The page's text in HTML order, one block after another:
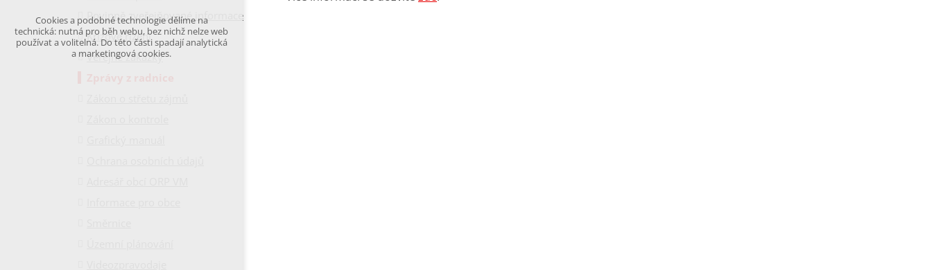
Povinně zveřejňované informace
Krizové řízení
Veřejné zakázky
Přijmout všechny cookies
Odmítnout vše
Cookies a podobné technologie dělíme na
technická: nutná pro běh webu, bez nichž nelze web
používat a volitelná. Do této části spadají analytická
a marketingová cookies.